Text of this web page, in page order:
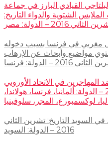
القيادي البارز في جماعة
الشتوية والدواء التاريخ:
الثاني 2016 – الدولة: مصر
مغربي في فرنسا بسبب دخوله
مواضيع وأبحاث عن الإرهاب
2016 – الدولة: فرنسا
المهاجرين في الاتحاد الأوروبي
التاريخ: تشرين الثاني 2016 – الدولة: ألمانيا، فرنسا، هولاندا،
لوكسمبورغ، المجر، سلوفينيا
التاريخ: تشرين الثاني
2016 – الدولة: السويد